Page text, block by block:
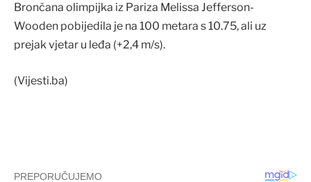
Brončana olimpijka iz Pariza Melissa Jefferson-
Wooden pobijedila je na 100 metara s 10.75, ali uz
prejak vjetar u leđa (+2,4 m/s).
(Vijesti.ba)